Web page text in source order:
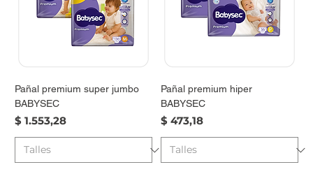
Pañal premium super jumbo
BABYSEC
Precio
$ 1.553,28
Pañal premium hiper
BABYSEC
Precio
$ 473,18